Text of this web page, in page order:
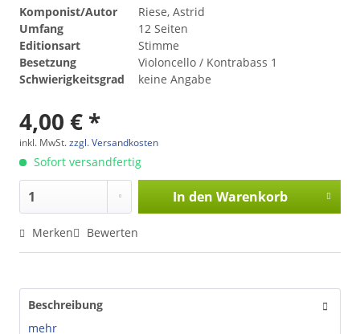
Komponist/Autor
Riese, Astrid
Umfang
12 Seiten
Editionsart
Stimme
Besetzung
Violoncello / Kontrabass 1
Schwierigkeitsgrad
keine Angabe
4,00 € *
inkl. MwSt.zzgl. Versandkosten
Sofort versandfertig
In den Warenkorb
Merken Bewerten
Beschreibung
mehr